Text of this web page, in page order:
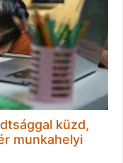
küzd,
munkahelyi